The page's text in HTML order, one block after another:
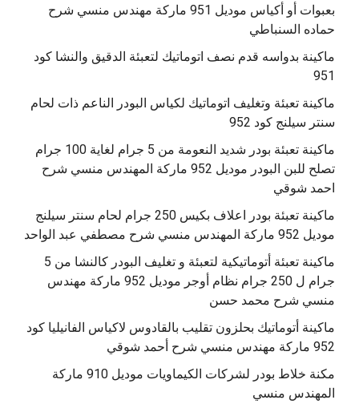
بعبوات أو أكياس موديل 951 ماركة مهندس منسي شرح
حماده السنباطي
ماكينة بدواسه قدم نصف اتوماتيك لتعبئة الدقيق والنشا كود
951
ماكينة تعبئة وتغليف اتوماتيك لكياس البودر الناعم ذات لحام
سنتر سيلنج كود 952
ماكينة تعبئة بودر شديد النعومة من 5 جرام لغاية 100 جرام
تصلح للبن البودر موديل 952 ماركة المهندس منسي شرح
احمد شوقي
ماكينة تعبئة بودر اعلاف بكيس 250 جرام لحام سنتر سيلنج
موديل 952 ماركة المهندس منسي شرح مصطفي عبد الواحد
ماكينة تعبئة أتوماتيكية لتعبئة و تغليف البودر كالنشا من 5
جرام ل 250 جرام نظام أوجر موديل 952 ماركة مهندس
منسي شرح محمد حسن
‫ماكينة أتوماتيك بحلزون تقليب بالقادوس لاكياس الفانيليا كود
مكنة خلاط بودر لشركات الكيماويات موديل 910 ماركة
المهندس منسي